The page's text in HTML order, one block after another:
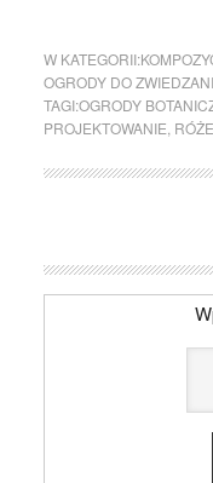
W KATEGORII:
OGRODY DO
TAGI:OGRODY
PROJEKTOWANIE RÓŻE